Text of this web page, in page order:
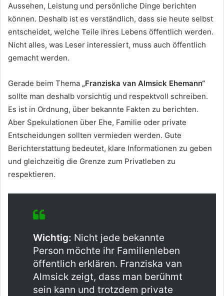
Aussehen, Leistung und persönliche Dinge berichten
können. Deshalb ist es verständlich, dass sie heute selbst
entscheidet, welche Teile ihres Lebens öffentlich werden.
Nicht alles, was Leser interessiert, muss auch öffentlich
gemacht werden.
Gerade beim Thema „Franziska van Almsick Ehemann“
sollte man deshalb vorsichtig und respektvoll schreiben.
Es ist in Ordnung, über bekannte Fakten zu berichten.
Aber Spekulationen über Ehe, Familie oder private
Entscheidungen sollten vermieden werden. Gute
Berichterstattung bedeutet, klare Informationen zu geben
und gleichzeitig die Grenze zum Privatleben zu
respektieren.
Wichtig: Nicht jede bekannte
Person möchte ihr Familienleben
öffentlich erklären. Franziska van
Almsick zeigt, dass man berühmt
sein kann und trotzdem private